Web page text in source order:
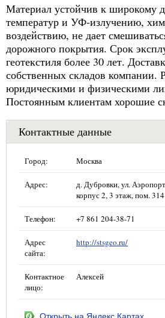
Материал устойчив к широкому
температур и УФ-излучению,
воздействию, не дает
дорожного покрытия. Срок
геотекстиля более 30 лет.
собственных складов компании.
юридическими и физическими
Постоянным клиентам хорошие
Контактные данные
Город: Москва
Адрес:
д. Дубровки, ул.
корпус 2, 3 этаж, пом. 314
Телефон: +7 861 204-38-71
Адрес
сайта:
http://stsgeo.ru/
Контактное
лицо:
Алексей
Открыть на Яндекс.Картах